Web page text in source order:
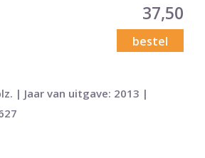
37,50
bestel
| Jaar van uitgave: 2013 |